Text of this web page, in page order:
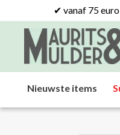
✔ vanaf 75
Nieuwste items